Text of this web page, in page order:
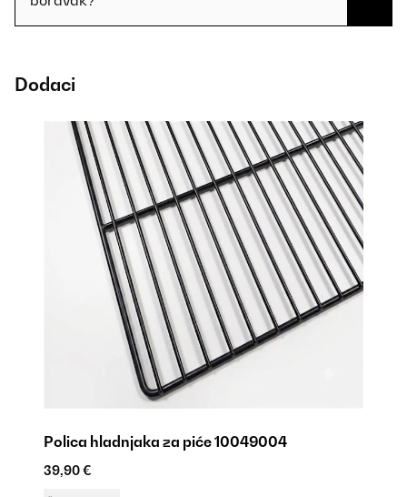
Dodaci
Polica hladnjaka za piće 10049004
39,90 €